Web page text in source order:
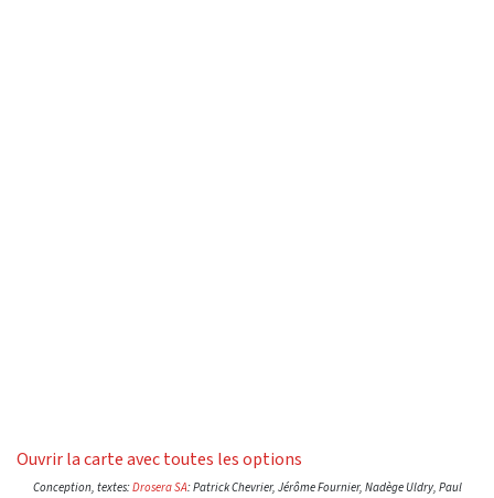
Ouvrir la carte avec toutes les options
Conception, textes:Drosera SA: Patrick Chevrier, Jérôme Fournier, Nadège Uldry, Paul